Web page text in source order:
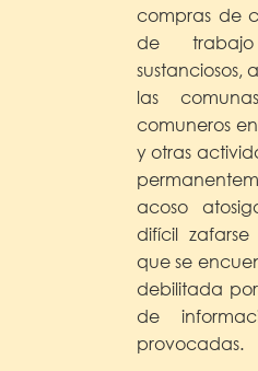
compras de
de
sustanciosos,
las
comuneros
y otras
acoso
difícil
que se
debilitada
de
provocadas.